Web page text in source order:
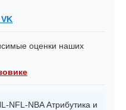
оценки наших
NFL-NBA Атрибутика и